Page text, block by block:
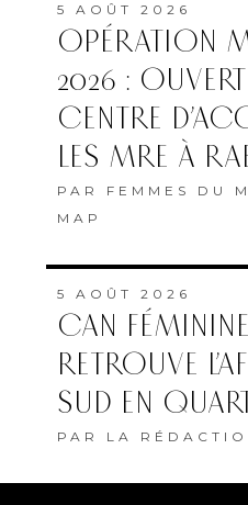
5 AOÛT 2026
OPÉRATION
2026 :
CENTRE
LES MRE À
PAR FEMMES DU
MAP
5 AOÛT 2026
CAN
RETROUVE
SUD EN
PAR LA